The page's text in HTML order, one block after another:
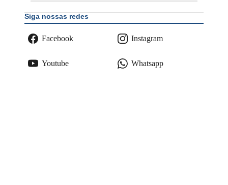
Siga nossas redes
Facebook Instagram
Youtube Whatsapp